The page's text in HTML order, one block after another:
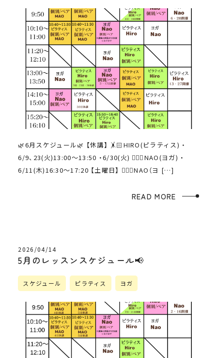
🌿6月スケジュール🌿 【休講】 🤸🏻HIRO(ピラティス) ・
6/9、23(火)13:00〜13:50 ・6/30(火) 🧘🏻‍♀️NAO(ヨガ) ・
6/11(木)16:30〜17:20 【土曜日】 🧘🏻‍♀️NAO（ヨ […]
READ MORE
2026/04/14
5月のレッスンスケジュール📢
スケジュール ピラティス ヨガ